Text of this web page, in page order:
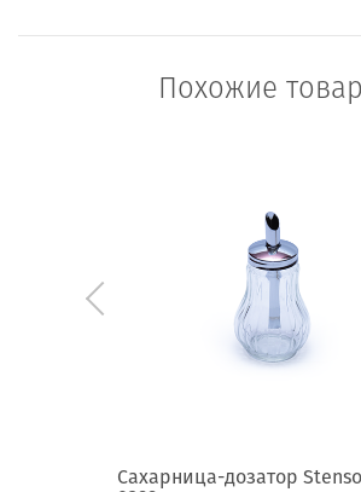
Похожие
Сахарница-дозатор